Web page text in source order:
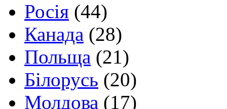
Росія (44)
Канада (28)
Польща (21)
Білорусь (20)
Молдова (17)